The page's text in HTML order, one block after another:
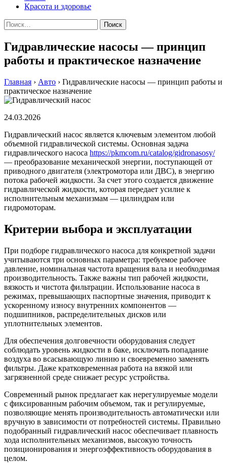
Красота и здоровье
Найти:
Гидравлические насосы — принцип
работы и практическое назначение
Главная › Авто › Гидравлические насосы — принцип работы и
практическое назначение
24.03.2026
Гидравлический насос является ключевым элементом любой
объемной гидравлической системы. Основная задача
гидравлического насоса https://pkmcom.ru/catalog/gidronasosy/
— преобразование механической энергии, поступающей от
приводного двигателя (электромотора или ДВС), в энергию
потока рабочей жидкости. За счет этого создается движение
гидравлической жидкости, которая передает усилие к
исполнительным механизмам — цилиндрам или
гидромоторам.
Критерии выбора и эксплуатации
При подборе гидравлического насоса для конкретной задачи
учитываются три основных параметра: требуемое рабочее
давление, номинальная частота вращения вала и необходимая
производительность. Также важны тип рабочей жидкости,
вязкость и чистота фильтрации. Использование насоса в
режимах, превышающих паспортные значения, приводит к
ускоренному износу внутренних компонентов —
подшипников, распределительных дисков или
уплотнительных элементов.
Для обеспечения долговечности оборудования следует
соблюдать уровень жидкости в баке, исключать попадание
воздуха во всасывающую линию и своевременно заменять
фильтры. Даже кратковременная работа на вязкой или
загрязненной среде снижает ресурс устройства.
Современный рынок предлагает как нерегулируемые модели
с фиксированным рабочим объемом, так и регулируемые,
позволяющие менять производительность автоматически или
вручную в зависимости от потребностей системы. Правильно
подобранный гидравлический насос обеспечивает плавность
хода исполнительных механизмов, высокую точность
позиционирования и энергоэффективность оборудования в
целом.